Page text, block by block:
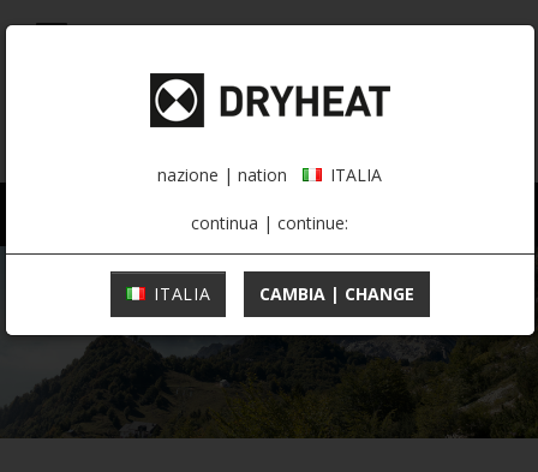
DONNA
nazione | nation ITALIA
continua | continue:
ITALIA CAMBIA | CHANGE